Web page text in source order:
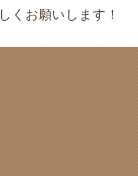
くお願いします！